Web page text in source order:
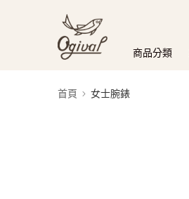
商品分類
首頁 女士腕錶